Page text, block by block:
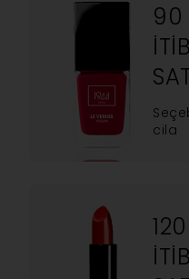
90
cila